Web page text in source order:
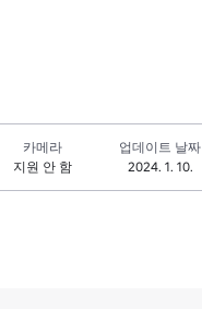
카메라
지원 안 함
업데이트 날짜
2024. 1. 10.